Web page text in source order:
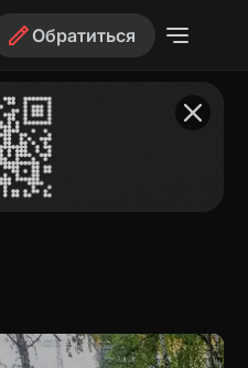
Обратиться